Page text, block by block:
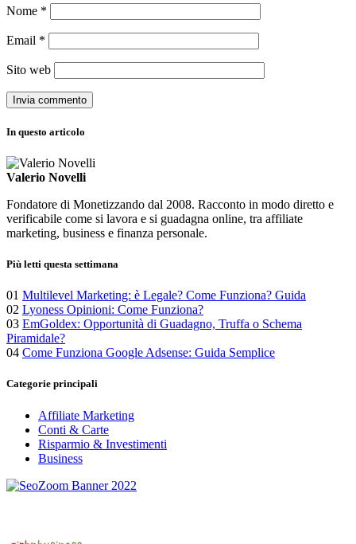
Nome *
Email *
Sito web
In questo articolo
Valerio Novelli
Fondatore di Monetizzando dal 2008. Racconto in modo diretto e
verificabile come si lavora e si guadagna online, tra affiliate
marketing, business e finanza personale.
Più letti questa settimana
01 Multilevel Marketing: è Legale? Come Funziona? Guida
02 Lyoness Opinioni: Come Funziona?
03 EmGoldex: Opportunità di Guadagno, Truffa o Schema
Piramidale?
04 Come Funziona Google Adsense: Guida Semplice
Categorie principali
Affiliate Marketing
Conti & Carte
Risparmio & Investimenti
Business